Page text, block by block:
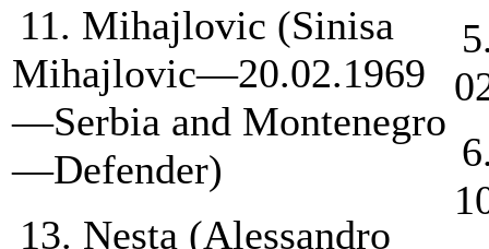
11. Mihajlovic (Sinisa
Mihajlovic—20.02.1969
—Serbia and Montenegro
—Defender)
13. Nesta (Alessandro